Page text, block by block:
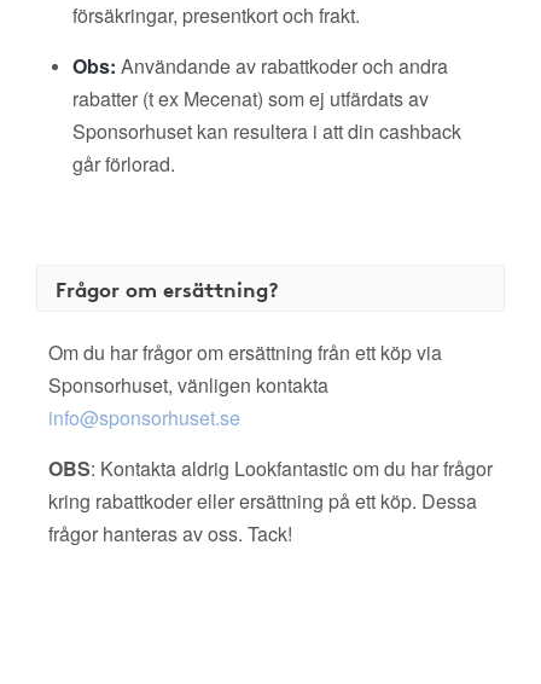
försäkringar, presentkort och frakt.
Obs: Användande av rabattkoder och andra
rabatter (t ex Mecenat) som ej utfärdats av
Sponsorhuset kan resultera i att din cashback
går förlorad.
Frågor om ersättning?
Om du har frågor om ersättning från ett köp via
Sponsorhuset, vänligen kontakta
info@sponsorhuset.se
OBS: Kontakta aldrig Lookfantastic om du har frågor
kring rabattkoder eller ersättning på ett köp. Dessa
frågor hanteras av oss. Tack!